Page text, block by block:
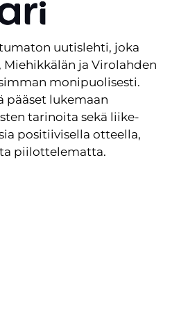
uutislehti, joka
ja Virolahden
monipuolisesti.
pääset lukemaan
tarinoita sekä liike-
positiivisella otteella,
piilottelematta.